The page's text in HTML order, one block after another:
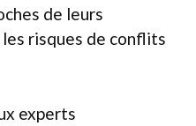
de leurs
risques de conflits
experts